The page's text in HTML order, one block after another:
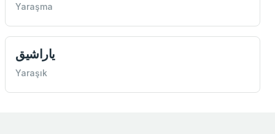
Yaraşma
ياراشيق
Yaraşık